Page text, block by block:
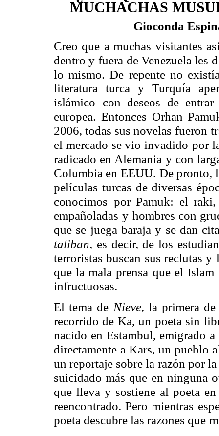
MUCHACHAS
Gioconda
Creo que a muchas visitantes
dentro y fuera de Venezuela les
lo mismo. De repente no
literatura turca y Turquía
islámico
con deseos de
europea. Entonces Orhan
2006, todas sus novelas fueron
el mercado se vio invadido por
radicado en Alemania y con
Columbia en EEUU. De pronto,
películas turcas de diversas
conocimos por Pamuk: el raki,
empañoladas y hombres con
que se juega baraja y se dan
taliban, es decir, de los
terroristas buscan sus reclutas y
que la mala prensa que el
infructuosas.
El tema de Nieve, la primera
recorrido de Ka, un poeta sin
nacido en Estambul, emigrado
directamente a Kars, un pueblo
un reportaje sobre la razón por
suicidado más que en ninguna
que lleva y sostiene al poeta
reencontrado. Pero mientras
poeta descubre las razones que